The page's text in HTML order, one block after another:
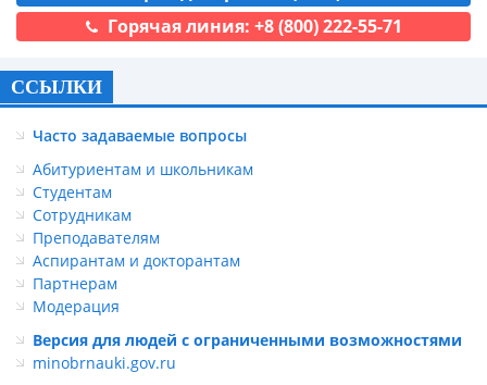
Горячая линия: +8 (800) 222-55-71
ССЫЛКИ
Часто задаваемые вопросы
Абитуриентам и школьникам
Студентам
Сотрудникам
Преподавателям
Аспирантам и докторантам
Партнерам
Модерация
Версия для людей с ограниченными возможностями
minobrnauki.gov.ru